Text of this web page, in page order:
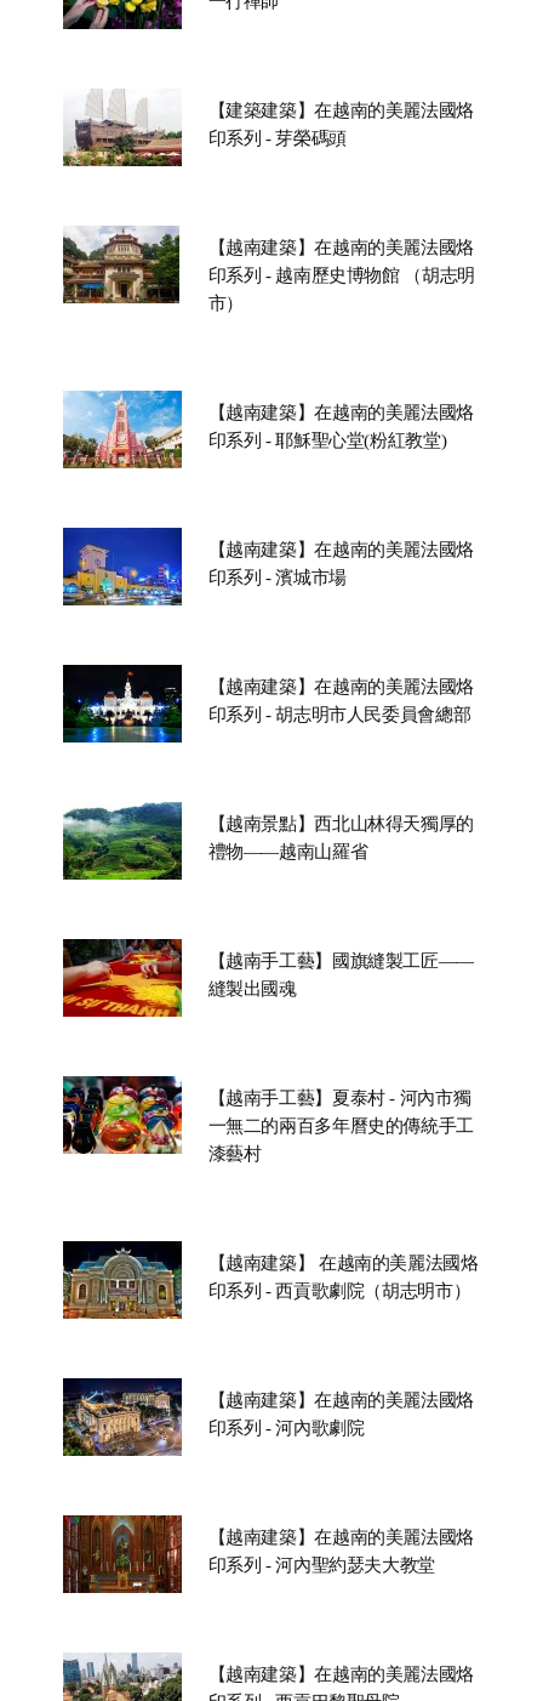
【建築建築】在越南的美麗法國烙
印系列 - 芽榮碼頭
【越南建築】在越南的美麗法國烙
印系列 - 越南歷史博物館 （胡志明
市）
【越南建築】在越南的美麗法國烙
印系列 - 耶穌聖心堂(粉紅教堂)
【越南建築】在越南的美麗法國烙
印系列 - 濱城市場
【越南建築】在越南的美麗法國烙
印系列 - 胡志明市人民委員會總部
【越南景點】西北山林得天獨厚的
禮物——越南山羅省
【越南手工藝】國旗縫製工匠——
縫製出國魂
【越南手工藝】夏泰村 - 河內市獨
一無二的兩百多年曆史的傳統手工
漆藝村
【越南建築】 在越南的美麗法國烙
印系列 - 西貢歌劇院（胡志明市）
【越南建築】在越南的美麗法國烙
印系列 - 河內歌劇院
【越南建築】在越南的美麗法國烙
印系列 - 河內聖約瑟夫大教堂
【越南建築】在越南的美麗法國烙